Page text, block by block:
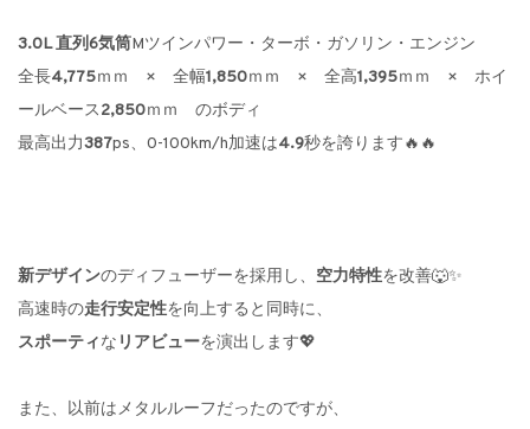
3.0L 直列6気筒Mツインパワー・ターボ・ガソリン・エンジン
全長4,775ｍｍ × 全幅1,850ｍｍ × 全高1,395ｍｍ × ホイ
ールベース2,850ｍｍ のボディ
最高出力387ps、0-100km/h加速は4.9秒を誇ります🔥🔥
新デザインのディフューザーを採用し、 空力特性を改善🐺✨
高速時の走行安定性を向上すると同時に、
スポーティな リアビューを演出します💖
また、以前はメタルルーフだったのですが、